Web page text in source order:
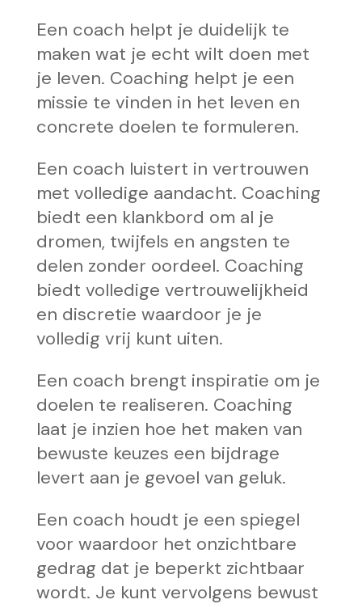
Een coach helpt je duidelijk te
maken wat je echt wilt doen met
je leven. Coaching helpt je een
missie te vinden in het leven en
concrete doelen te formuleren.
Een coach luistert in vertrouwen
met volledige aandacht. Coaching
biedt een klankbord om al je
dromen, twijfels en angsten te
delen zonder oordeel. Coaching
biedt volledige vertrouwelijkheid
en discretie waardoor je je
volledig vrij kunt uiten.
Een coach brengt inspiratie om je
doelen te realiseren. Coaching
laat je inzien hoe het maken van
bewuste keuzes een bijdrage
levert aan je gevoel van geluk.
Een coach houdt je een spiegel
voor waardoor het onzichtbare
gedrag dat je beperkt zichtbaar
wordt. Je kunt vervolgens bewust